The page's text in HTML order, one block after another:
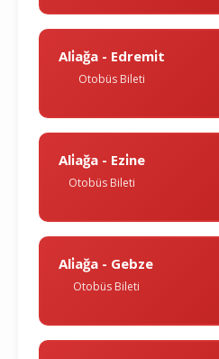
Ali̇ağa - Edremi̇t
Otobüs Bileti
Ali̇ağa - Ezi̇ne
Otobüs Bileti
Ali̇ağa - Gebze
Otobüs Bileti